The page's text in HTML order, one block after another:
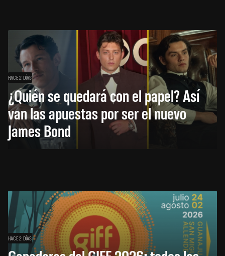
HACE 2 DÍAS
¿Quién se quedará con el papel? Así
van las apuestas por ser el nuevo
James Bond
HACE 2 DÍAS